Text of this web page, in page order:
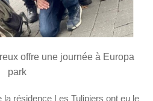
offre une journée à Europa
park
la résidence Les Tulipiers ont eu le